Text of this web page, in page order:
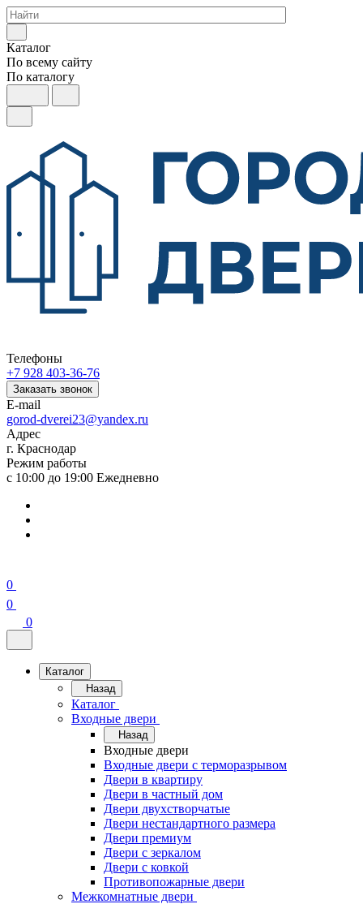
Каталог
По всему сайту
По каталогу
Телефоны
+7 928 403-36-76
Заказать звонок
E-mail
gorod-dverei23@yandex.ru
Адрес
г. Краснодар
Режим работы
с 10:00 до 19:00 Ежедневно
0
0
0
Каталог
Назад
Каталог
Входные двери
Назад
Входные двери
Входные двери с терморазрывом
Двери в квартиру
Двери в частный дом
Двери двухстворчатые
Двери нестандартного размера
Двери премиум
Двери с зеркалом
Двери с ковкой
Противопожарные двери
Межкомнатные двери